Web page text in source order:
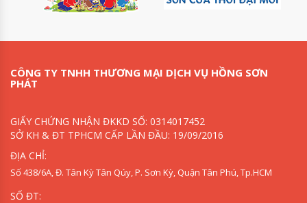
CÔNG TY TNHH THƯƠNG MẠI DỊCH VỤ HỒNG SƠN
PHÁT
GIẤY CHỨNG NHẬN ĐKKD SỐ: 0314017452
SỞ KH & ĐT TPHCM CẤP LẦN ĐẦU: 19/09/2016
ĐỊA CHỈ:
Số 438/6A, Đ. Tân Kỳ Tân Qúy, P. Sơn Kỳ, Quận Tân Phú, Tp.HCM
SỐ ĐT: